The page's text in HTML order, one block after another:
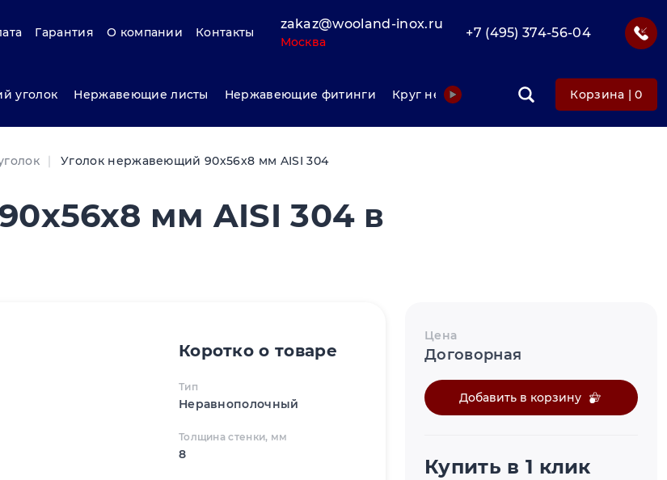
Гарантия О компании Контакты
zakaz@wooland-inox.ru
Москва
+7 (495) 374-56-04
уголок Нержавеющие листы Нержавеющие фитинги Круг нержавеющий ФольгаКорзина |0
Уголок нержавеющий 90х56х8 мм AISI 304
мм AISI 304 в
Коротко о товаре
Тип
Неравнополочный
Толщина стенки, мм
8
Цена
Договорная
Добавить в корзину
Купить в 1 клик